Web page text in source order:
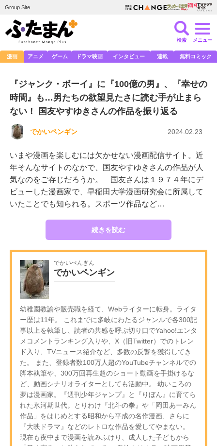
Group Site
検索 メニュー
漫画 アニメ ゲーム ドラマ映画 インタビュー 連載 無料コミック
『ジャンク・ボーイ』に『100億の男』、『幸せの
時間』も…男たちの欲望見たさに読む手が止まら
ない！ 国友やすゆきさんの作品を振り返る
でかいペンギン 2024.02.23
いまや漫画を楽しむには欠かせない漫画配信サイト。近
年そんなサイトのなかで、国友やすゆきさんの作品が人
気なのをご存じだろうか。 国友さんは１９７４年にデ
ビューした漫画家で、早稲田大学漫画研究会に所属して
いたことでも知られる。スポーツ作品など…
続きを読む
でかいぺんぎん
でかいペンギン
幼稚園教諭や販売職を経て、Webライターに転身。ライタ
ー歴は11年。 これまでに多岐にわたるジャンルで各300記
事以上を執筆し、読者の共感を呼ぶ切り口でYahoo!エンタ
メコメントランキング入りや、X（旧Twitter）でのトレン
ド入り、TVニュース紹介など、多数の反響を獲得してき
た。 また、登録者数100万人超のYouTubeチャンネルでの
脚本執筆や、300万回再生超のショート動画を手掛けるな
ど、動画シナリオライターとしても活動中。 幼いころの
夢は漫画家。『週刊少年ジャンプ』と『りぼん』に育てら
れた氷河期世代。とりわけ『北斗の拳』や「岡田あーみん
作品」をはじめとする昭和から平成の名作漫画、さらに
『大映ドラマ』などのレトロな作品を愛してやまない。
現在も夜中まで漫画を読みふけり、成人した子どもから